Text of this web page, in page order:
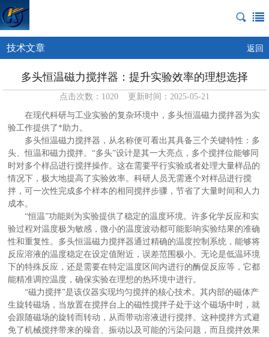
技术文章 返回
多头恒温磁力搅拌器：提升实验效率的理想选择
点击次数：1020 更新时间：2025-05-21
在现代科研与工业实验的复杂环境中，多头恒温磁力搅拌器为实
验工作提供了*助力。
多头恒温磁力搅拌器，从名称便可看出其具备三个关键特性：多
头、恒温和磁力搅拌。“多头”设计是其一大亮点，多个搅拌位能够同
时对多个样品进行搅拌操作。这在需要平行实验或者处理大量样品的
情况下，极大地提高了实验效率。科研人员无需逐个对样品进行搅
拌，可一次性完成多个样本的相同搅拌步骤，节省了大量时间和人力
成本。
“恒温”功能则为实验提供了稳定的温度环境。许多化学反应和实
验过程对温度极为敏感，微小的温度波动都可能影响实验结果的准确
性和重复性。多头恒温磁力搅拌器通过精确的温度控制系统，能够将
反应溶液的温度稳定在设定值附近，误差范围极小。无论是低温环境
下的特殊反应，还是需要在特定温度区间内进行的酶促反应等，它都
能精准调控温度，确保实验在理想的热环境中进行。
“磁力搅拌”是该仪器实现均匀搅拌的核心技术。其内部的磁体产
生旋转磁场，当放置在搅拌台上的磁性搅拌子处于这个磁场中时，就
会跟随磁场的旋转而转动，从而带动溶液进行搅拌。这种搅拌方式避
免了机械搅拌带来的噪音、振动以及可能的污染问题，而且搅拌效果